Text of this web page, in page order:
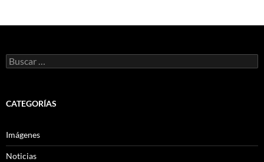
las
Buscar:
CATEGORÍAS
Imágenes
Noticias